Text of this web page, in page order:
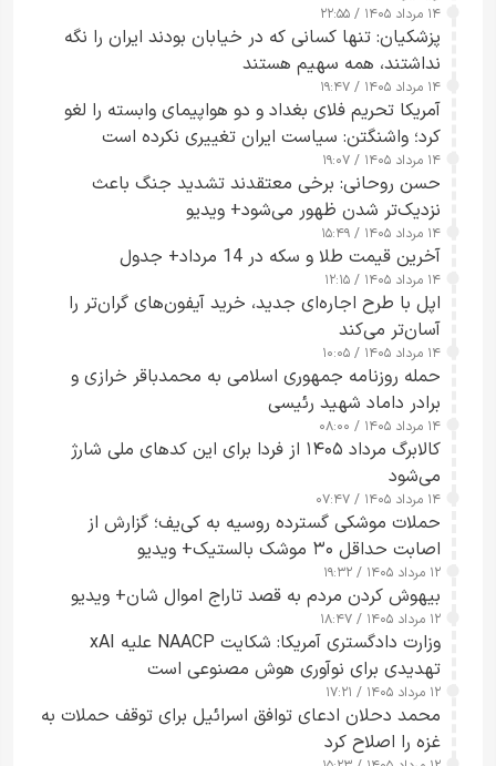
۱۴ مرداد ۱۴۰۵ / ۲۲:۵۵
پزشکیان: تنها کسانی که در خیابان بودند ایران را نگه
نداشتند، همه سهیم هستند
۱۴ مرداد ۱۴۰۵ / ۱۹:۴۷
آمریکا تحریم فلای بغداد و دو هواپیمای وابسته را لغو
کرد؛ واشنگتن: سیاست ایران تغییری نکرده است
۱۴ مرداد ۱۴۰۵ / ۱۹:۰۷
حسن روحانی: برخی معتقدند تشدید جنگ باعث
نزدیک‌تر شدن ظهور می‌شود+ ویدیو
۱۴ مرداد ۱۴۰۵ / ۱۵:۴۹
آخرین قیمت طلا و سکه در 14 مرداد+ جدول
۱۴ مرداد ۱۴۰۵ / ۱۲:۱۵
اپل با طرح اجاره‌ای جدید، خرید آیفون‌های گران‌تر را
آسان‌تر می‌کند
۱۴ مرداد ۱۴۰۵ / ۱۰:۰۵
حمله روزنامه جمهوری اسلامی به محمدباقر خرازی و
برادر داماد شهید رئیسی
۱۴ مرداد ۱۴۰۵ / ۰۸:۰۰
کالابرگ مرداد ۱۴۰۵ از فردا برای این کدهای ملی شارژ
می‌شود
۱۴ مرداد ۱۴۰۵ / ۰۷:۴۷
حملات موشکی گسترده روسیه به کی‌یف؛ گزارش از
اصابت حداقل ۳۰ موشک بالستیک+ ویدیو
۱۲ مرداد ۱۴۰۵ / ۱۹:۳۲
بیهوش کردن مردم به قصد تاراج اموال شان+ ویدیو
۱۲ مرداد ۱۴۰۵ / ۱۸:۴۷
وزارت دادگستری آمریکا: شکایت NAACP علیه xAI
تهدیدی برای نوآوری هوش مصنوعی است
۱۲ مرداد ۱۴۰۵ / ۱۷:۲۱
محمد دحلان ادعای توافق اسرائیل برای توقف حملات به
غزه را اصلاح کرد